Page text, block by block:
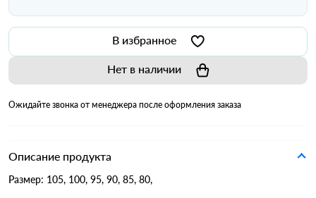
В избранное
Нет в наличии
Ожидайте звонка от менеджера после оформления заказа
Описание продукта
Размер: 105, 100, 95, 90, 85, 80,